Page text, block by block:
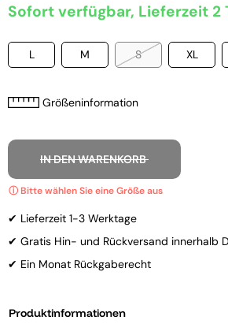
Sofort verfügbar, Lieferzeit 2
L M S XL
Größeninformation
IN DEN WARENKORB
✔ Lieferzeit 1-3 Werktage
✔ Gratis Hin- und Rückversand innerhalb
✔ Ein Monat Rückgaberecht
Produktinformationen